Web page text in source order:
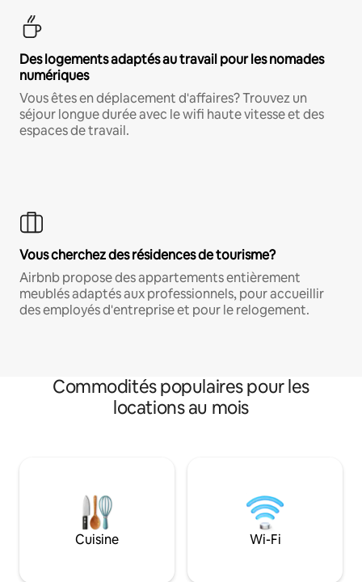
Des logements adaptés au travail pour les nomades
numériques
Vous êtes en déplacement d'affaires? Trouvez un
séjour longue durée avec le wifi haute vitesse et des
espaces de travail.
Vous cherchez des résidences de tourisme?
Airbnb propose des appartements entièrement
meublés adaptés aux professionnels, pour accueillir
des employés d'entreprise et pour le relogement.
Commodités populaires pour les
locations au mois
Cuisine Wi-Fi